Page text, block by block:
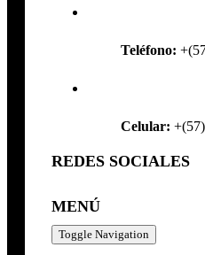
Teléfono:
Celular:
REDES SOCIALES
MENÚ
Toggle Navigation